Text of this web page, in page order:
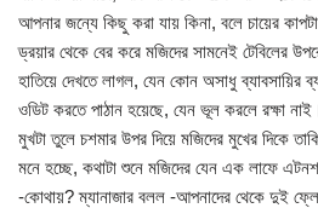
আপনার জন্যে কিছু করা যায় কিনা, বলে চায়ের কাপটা
ড্রয়ার থেকে বের করে মজিদের সামনেই টেবিলের
হাতিয়ে দেখতে লাগল, যেন কোন অসাধু ব্যাবসায়ির
ওডিট করতে পাঠান হয়েছে, যেন ভূল করলে রক্ষা
মুখটা তুলে চশমার উপর দিয়ে মজিদের মুখের দিকে
মনে হচ্ছে, কথাটা শুনে মজিদের যেন এক লাফে
-কোথায়? ম্যানাজার বলল -আপনাদের থেকে দুই